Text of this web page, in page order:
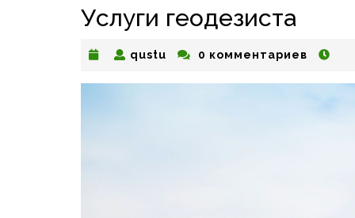
Услуги геодезиста
qustu qustu0 комментариев